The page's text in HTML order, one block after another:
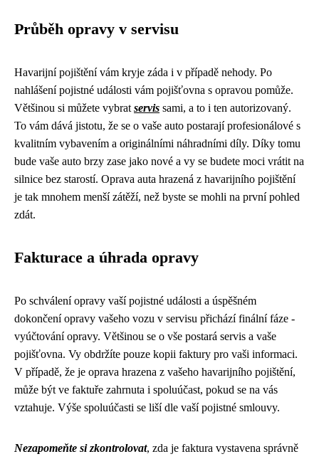
Průběh opravy v servisu
Havarijní pojištění vám kryje záda i v případě nehody. Po
nahlášení pojistné události vám pojišťovna s opravou pomůže.
Většinou si můžete vybrat servis sami, a to i ten autorizovaný.
To vám dává jistotu, že se o vaše auto postarají profesionálové s
kvalitním vybavením a originálními náhradními díly. Díky tomu
bude vaše auto brzy zase jako nové a vy se budete moci vrátit na
silnice bez starostí. Oprava auta hrazená z havarijního pojištění
je tak mnohem menší zátěží, než byste se mohli na první pohled
zdát.
Fakturace a úhrada opravy
Po schválení opravy vaší pojistné události a úspěšném
dokončení opravy vašeho vozu v servisu přichází finální fáze -
vyúčtování opravy. Většinou se o vše postará servis a vaše
pojišťovna. Vy obdržíte pouze kopii faktury pro vaši informaci.
V případě, že je oprava hrazena z vašeho havarijního pojištění,
může být ve faktuře zahrnuta i spoluúčast, pokud se na vás
vztahuje. Výše spoluúčasti se liší dle vaší pojistné smlouvy.
Nezapomeňte si zkontrolovat, zda je faktura vystavena správně